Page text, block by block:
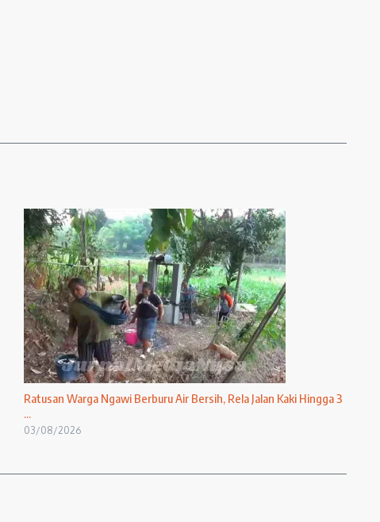
Ratusan Warga Ngawi Berburu Air Bersih, Rela Jalan Kaki Hingga 3
...
03/08/2026